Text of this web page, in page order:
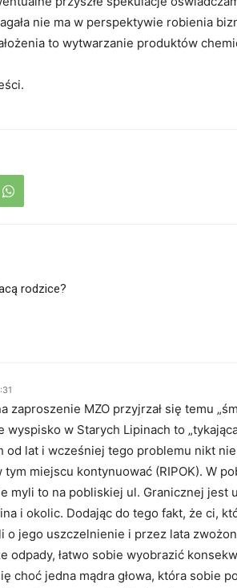
nie ma w perspektywie robienia
to wytwarzanie produktów
rodzice?
zaproszenie MZO przyjrzał się temu
wyspisko w Starych Lipinach to
od lat i wcześniej tego problemu nikt
miejscu kontynuować (RIPOK). W
myli to na pobliskiej ul. Granicznej jest
i okolic. Dodając do tego fakt, że ci,
o jego uszczelnienie i przez lata
odpady, łatwo sobie wyobrazić
choć jedna mądra głowa, która sobie